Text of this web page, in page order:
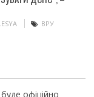
ВРУ
офіційно